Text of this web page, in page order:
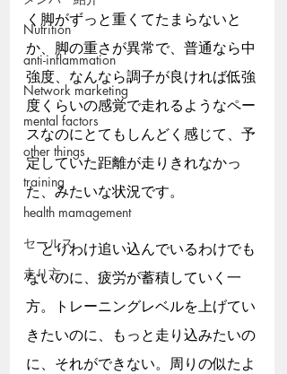
Nutrition
anti-inflammation
Network marketing
mental factors
other things
training
health mamagement
セールス
走り方
く脚がずっと重くてたまらないと
か、脚の重さが異常で、普通なら中
強度、なんなら調子が良ければ低強
度くらいの感覚で走れるようなペー
スなのにとてもしんどく感じて、予
定していた距離が走りきれなかっ
た、みたいな状況です。
とりわけ追い込んでいるわけでも
ないのに、疲労が蓄積していく一
方。トレーニングレベルを上げてい
きたいのに、もっと走り込みたいの
に、それができない。周りの似たよ